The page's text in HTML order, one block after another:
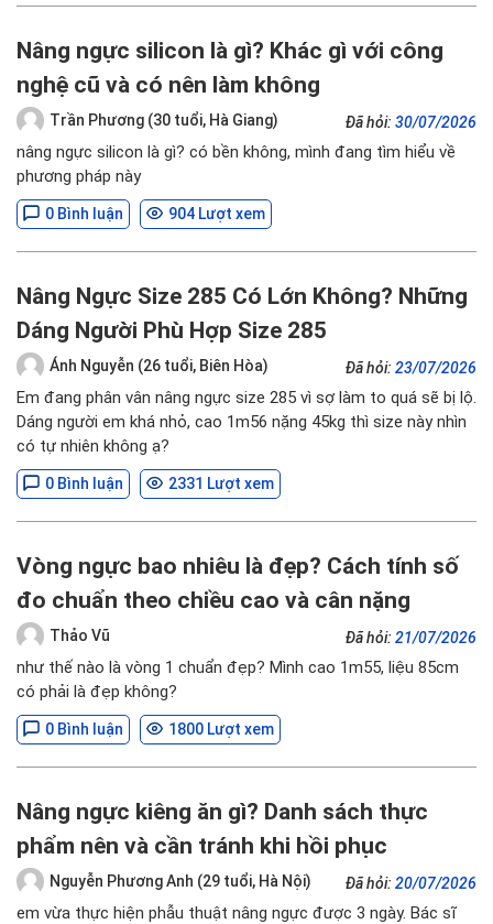
Nâng ngực silicon là gì? Khác gì với công
nghệ cũ và có nên làm không
Trần Phương (30 tuổi, Hà Giang) Đã hỏi: 30/07/2026
nâng ngực silicon là gì? có bền không, mình đang tìm hiểu về
phương pháp này
0 Bình luận 904 Lượt xem
Nâng Ngực Size 285 Có Lớn Không? Những
Dáng Người Phù Hợp Size 285
Ánh Nguyễn (26 tuổi, Biên Hòa) Đã hỏi: 23/07/2026
Em đang phân vân nâng ngực size 285 vì sợ làm to quá sẽ bị lộ.
Dáng người em khá nhỏ, cao 1m56 nặng 45kg thì size này nhìn
có tự nhiên không ạ?
0 Bình luận 2331 Lượt xem
Vòng ngực bao nhiêu là đẹp? Cách tính số
đo chuẩn theo chiều cao và cân nặng
Thảo Vũ Đã hỏi: 21/07/2026
như thế nào là vòng 1 chuẩn đẹp? Mình cao 1m55, liệu 85cm
có phải là đẹp không?
0 Bình luận 1800 Lượt xem
Nâng ngực kiêng ăn gì? Danh sách thực
phẩm nên và cần tránh khi hồi phục
Nguyễn Phương Anh (29 tuổi, Hà Nội) Đã hỏi: 20/07/2026
em vừa thực hiện phẫu thuật nâng ngực được 3 ngày. Bác sĩ